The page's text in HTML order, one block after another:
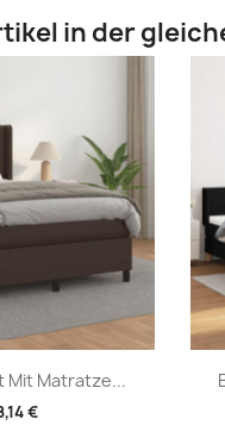
in der
Mit Matratze...
€